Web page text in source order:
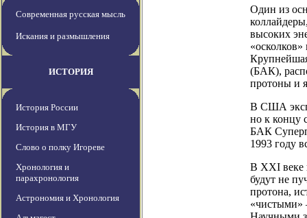
Современная русская мысль
Искания и размышления
ИСТОРИЯ
История России
История в МГУ
Слово о полку Игореве
Хронология и
парахронология
Астрономия и Хронология
Один из
высоких
(БАК),
протоны и
В США
но к концу
БАК
1993 году
В XXI веке
будут не
протона,
«чистыми»